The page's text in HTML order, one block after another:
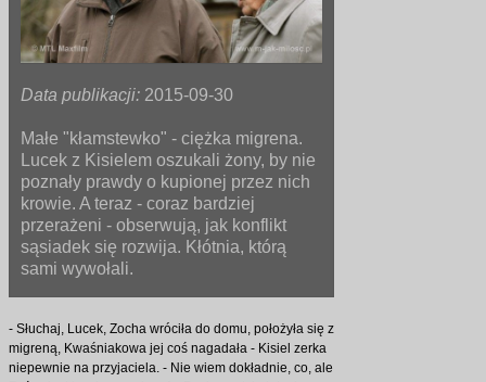
Data publikacji: 2015-09-30
Małe "kłamstewko" - ciężka migrena.
Lucek z Kisielem oszukali żony, by nie
poznały prawdy o kupionej przez nich
krowie. A teraz - coraz bardziej
przerażeni - obserwują, jak konflikt
sąsiadek się rozwija. Kłótnia, którą
sami wywołali.
- Słuchaj, Lucek, Zocha wróciła do domu, położyła się z
migreną, Kwaśniakowa jej coś nagadała - Kisiel zerka
niepewnie na przyjaciela. - Nie wiem dokładnie, co, ale